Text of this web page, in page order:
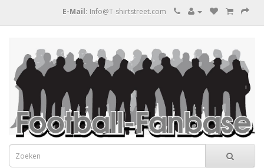
E-Mail: Info@T-shirtstreet.com